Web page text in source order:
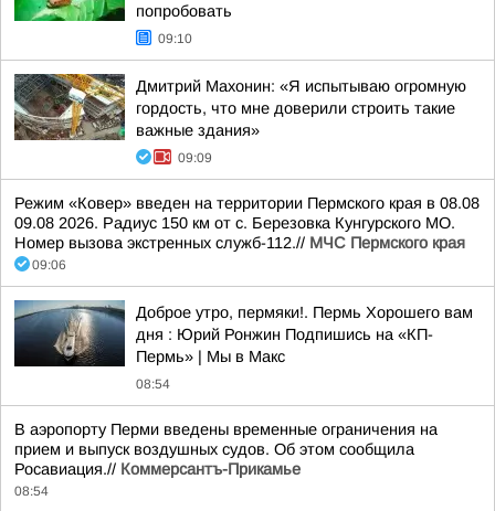
попробовать
09:10
Дмитрий Махонин: «Я испытываю огромную
гордость, что мне доверили строить такие
важные здания»
09:09
Режим «Ковер» введен на территории Пермского края в 08.08
09.08 2026. Радиус 150 км от с. Березовка Кунгурского МО.
Номер вызова экстренных служб-112.// МЧС Пермского края
09:06
Доброе утро, пермяки!. Пермь Хорошего вам
дня : Юрий Ронжин Подпишись на «КП-
Пермь» | Мы в Maкс
08:54
В аэропорту Перми введены временные ограничения на
прием и выпуск воздушных судов. Об этом сообщила
Росавиация.// Коммерсантъ-Прикамье
08:54